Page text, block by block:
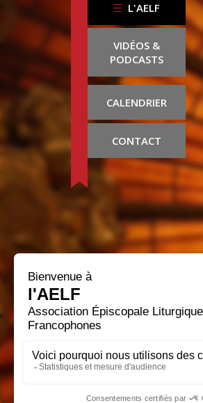
L'AELF
VIDÉOS &
PODCASTS
CALENDRIER
CONTACT